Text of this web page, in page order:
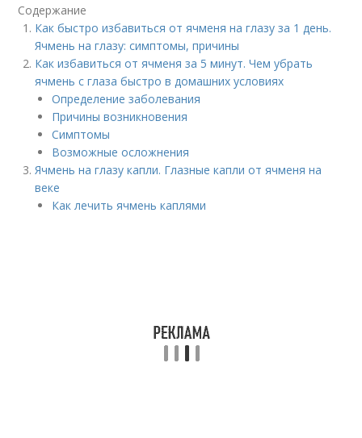
Содержание
Как быстро избавиться от ячменя на глазу за 1 день.
Ячмень на глазу: симптомы, причины
Как избавиться от ячменя за 5 минут. Чем убрать
ячмень с глаза быстро в домашних условиях
Определение заболевания
Причины возникновения
Симптомы
Возможные осложнения
Ячмень на глазу капли. Глазные капли от ячменя на
веке
Как лечить ячмень каплями